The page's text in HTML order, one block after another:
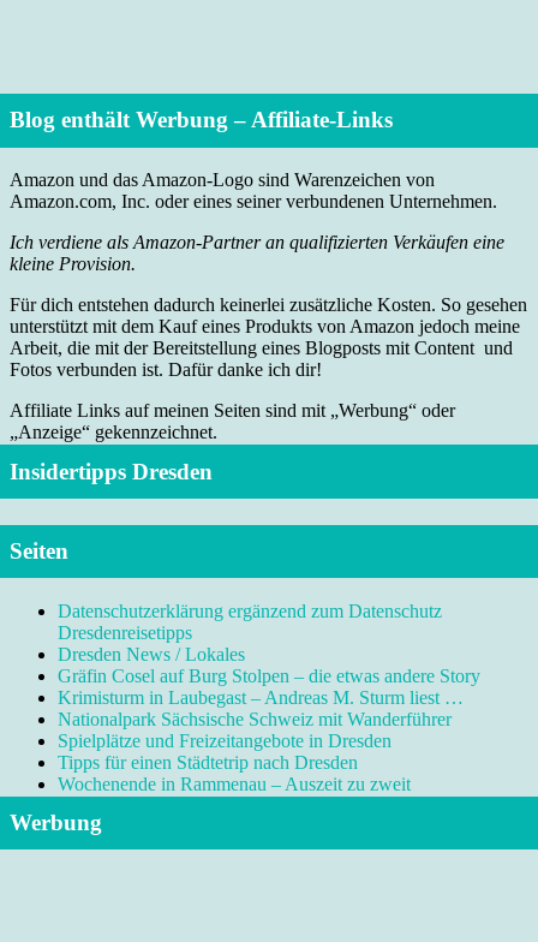
Blog enthält Werbung – Affiliate-Links
Amazon und das Amazon-Logo sind Warenzeichen von
Amazon.com, Inc. oder eines seiner verbundenen Unternehmen.
Ich verdiene als Amazon-Partner an qualifizierten Verkäufen eine
kleine Provision.
Für dich entstehen dadurch keinerlei zusätzliche Kosten. So gesehen
unterstützt mit dem Kauf eines Produkts von Amazon jedoch meine
Arbeit, die mit der Bereitstellung eines Blogposts mit Content und
Fotos verbunden ist. Dafür danke ich dir!
Affiliate Links auf meinen Seiten sind mit „Werbung“ oder
„Anzeige“ gekennzeichnet.
Insidertipps Dresden
Seiten
Datenschutzerklärung ergänzend zum Datenschutz
Dresdenreisetipps
Dresden News / Lokales
Gräfin Cosel auf Burg Stolpen – die etwas andere Story
Krimisturm in Laubegast – Andreas M. Sturm liest …
Nationalpark Sächsische Schweiz mit Wanderführer
Spielplätze und Freizeitangebote in Dresden
Tipps für einen Städtetrip nach Dresden
Wochenende in Rammenau – Auszeit zu zweit
Werbung